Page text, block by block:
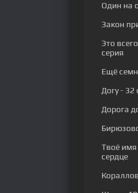
Один на
Закон
Это
серия
Ещё
Догу- 32
Дорога
Твоё
сердце